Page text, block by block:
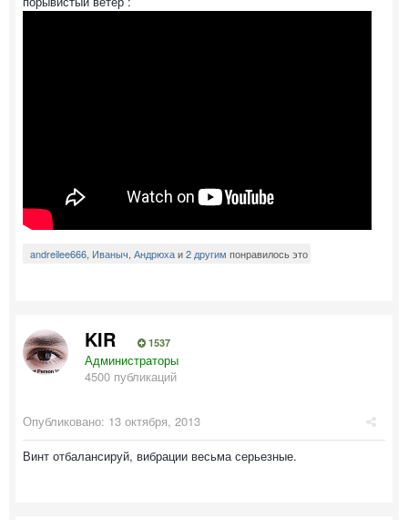
andreilee666 Иваныч Андрюхаи2 другим понравилось это
KIR 1537
Администраторы
4500 публикаций
Опубликовано: 13 октября, 2013
Винт отбалансируй, вибрации весьма серьезные.